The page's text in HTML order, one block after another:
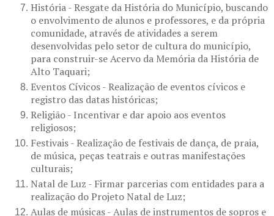
História - Resgate da História do Município, buscando
o envolvimento de alunos e professores, e da própria
comunidade, através de atividades a serem
desenvolvidas pelo setor de cultura do município,
para construir-se Acervo da Memória da História de
Alto Taquari;
Eventos Cívicos - Realização de eventos cívicos e
registro das datas históricas;
Religião - Incentivar e dar apoio aos eventos
religiosos;
Festivais - Realização de festivais de dança, de praia,
de música, peças teatrais e outras manifestações
culturais;
Natal de Luz - Firmar parcerias com entidades para a
realização do Projeto Natal de Luz;
Aulas de músicas - Aulas de instrumentos de sopros e